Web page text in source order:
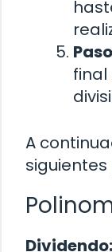
final
A
Dividendo: